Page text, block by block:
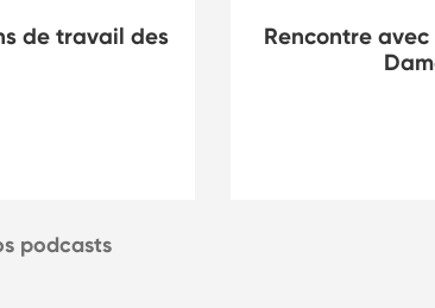
de travail des
Rencontre
podcasts